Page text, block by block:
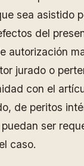
sea asistido
del
autorización
jurado o
con el
de peritos
ser
caso.